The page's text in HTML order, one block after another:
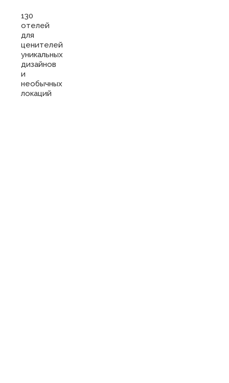
130
отелей
для
ценителей
уникальных
дизайнов
и
необычных
локаций